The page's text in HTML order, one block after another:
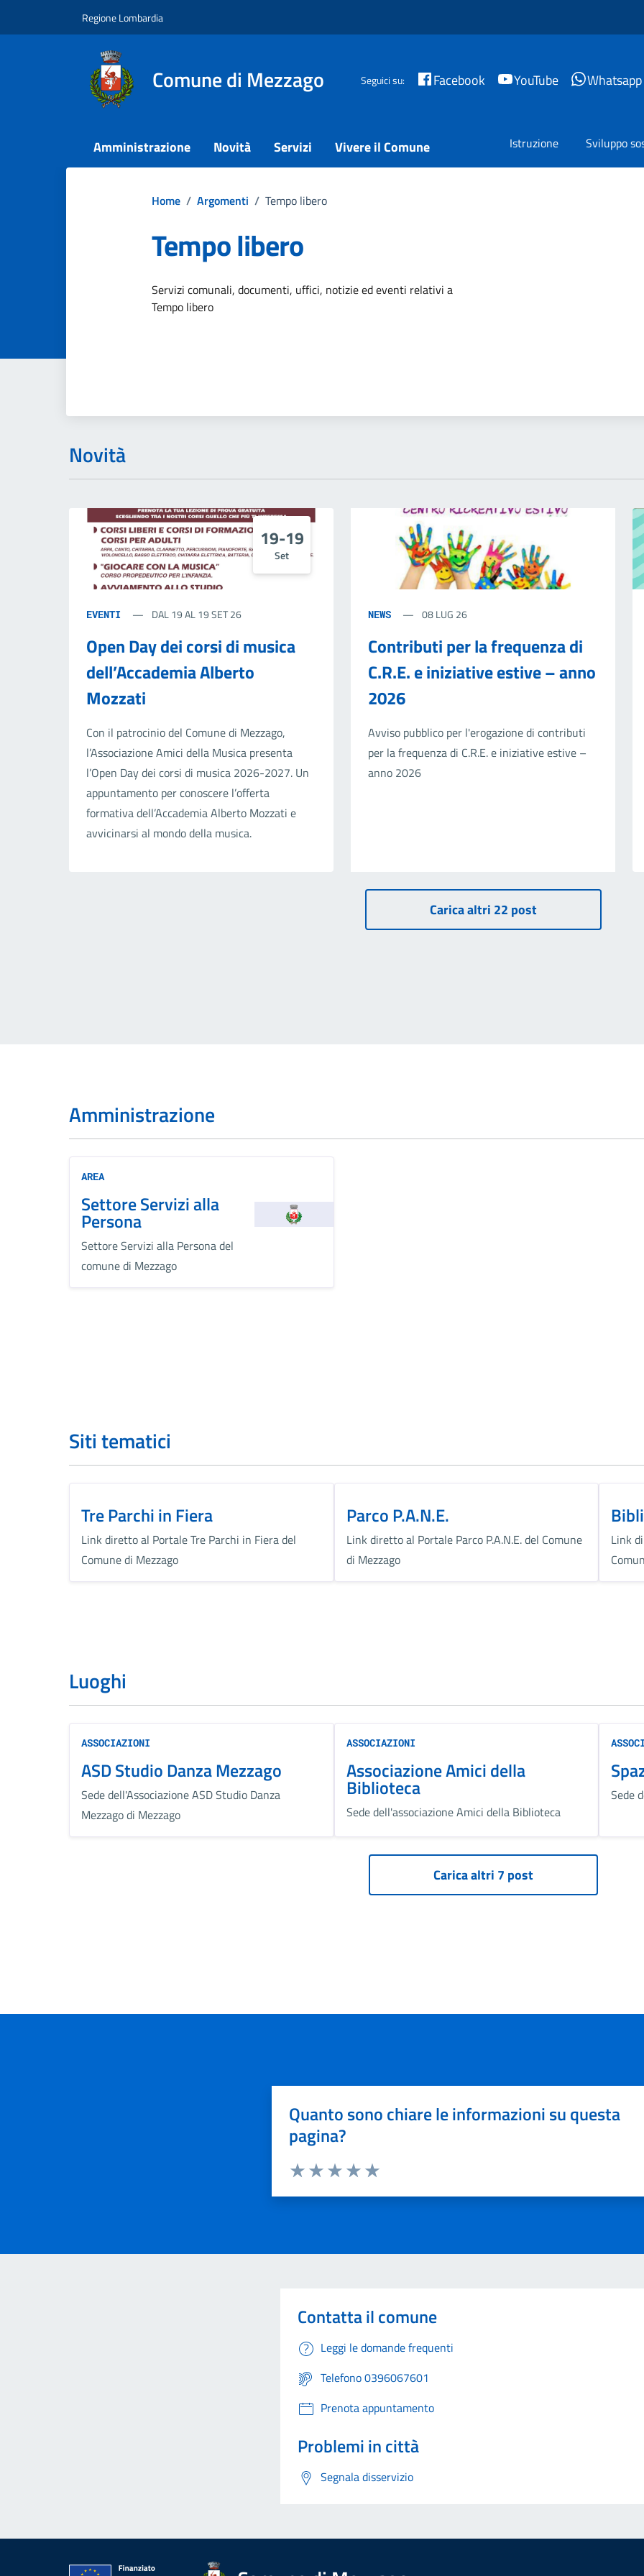
Regione Lombardia
Comune di Mezzago Seguici su: Facebook YouTube Whatsapp
Amministrazione Novità Servizi Vivere il Comune Istruzione Sviluppo
Home / Argomenti / Tempo libero
Tempo libero
Dettagli dell'argomento
Servizi comunali, documenti, uffici, notizie ed eventi relativi a
Tempo libero
Novità
19-19
Set
EVENTI DAL 19 AL 19 SET 26
Open Day dei corsi di musica
dell’Accademia Alberto
Mozzati
Con il patrocinio del Comune di Mezzago,
l’Associazione Amici della Musica presenta
l’Open Day dei corsi di musica 2026-2027. Un
appuntamento per conoscere l’offerta
formativa dell’Accademia Alberto Mozzati e
avvicinarsi al mondo della musica.
NEWS 08 LUG 26
Contributi per la frequenza di
C.R.E. e iniziative estive – anno
2026
Avviso pubblico per l'erogazione di contributi
per la frequenza di C.R.E. e iniziative estive –
anno 2026
Amministrazione
AREA
Settore Servizi alla
Persona
Settore Servizi alla Persona del
comune di Mezzago
Siti tematici
Tre Parchi in Fiera
Link diretto al Portale Tre Parchi in Fiera del
Comune di Mezzago
Parco P.A.N.E.
Link diretto al Portale Parco P.A.N.E. del Comune
di Mezzago
Link
Luoghi
ASSOCIAZIONI
ASD Studio Danza Mezzago
Sede dell'Associazione ASD Studio Danza
Mezzago di Mezzago
ASSOCIAZIONI
Associazione Amici della
Biblioteca
Sede dell'associazione Amici della Biblioteca
Sede
Quanto sono chiare le informazioni su questa
pagina?
Contatta il comune
Leggi le domande frequenti
Telefono 0396067601
Prenota appuntamento
Problemi in città
Segnala disservizio